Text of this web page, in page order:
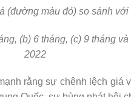
(đường màu đỏ) so sánh
(b) 6 tháng, (c) 9 tháng
2022
rằng sự chênh lệch giá